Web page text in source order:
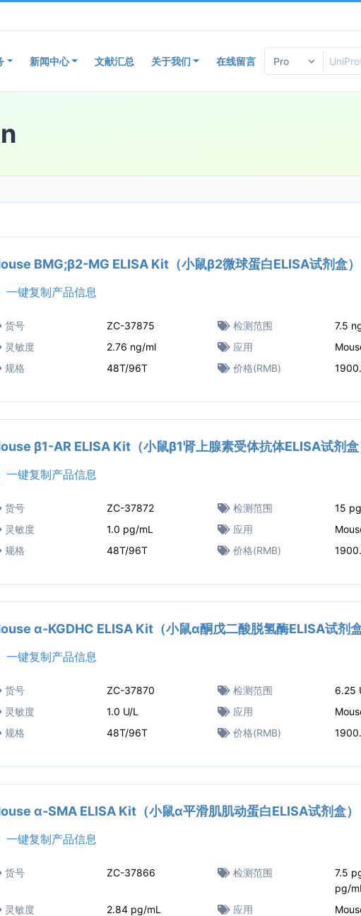
新闻中心 文献汇总 关于我们 在线留言
BMG;β2-MG ELISA Kit（小鼠β2微球蛋白ELISA试剂盒）
一键复制产品信息
货号 ZC-37875 检测范围
7.5
灵敏度
2.76 ng/ml 应用
规格
48T/96T 价格(RMB)
β1-AR ELISA Kit（小鼠β1肾上腺素受体抗体ELISA试剂盒
一键复制产品信息
货号 ZC-37872 检测范围
15
灵敏度
1.0 pg/mL 应用
规格
48T/96T 价格(RMB)
α-KGDHC ELISA Kit（小鼠α酮戊二酸脱氢酶ELISA试剂盒
一键复制产品信息
货号 ZC-37870 检测范围
6.25
灵敏度
1.0 U/L 应用
规格
48T/96T 价格(RMB)
α-SMA ELISA Kit（小鼠α平滑肌肌动蛋白ELISA试剂盒）
一键复制产品信息
货号 ZC-37866 检测范围
7.5
pg/mL
灵敏度
2.84 pg/mL 应用